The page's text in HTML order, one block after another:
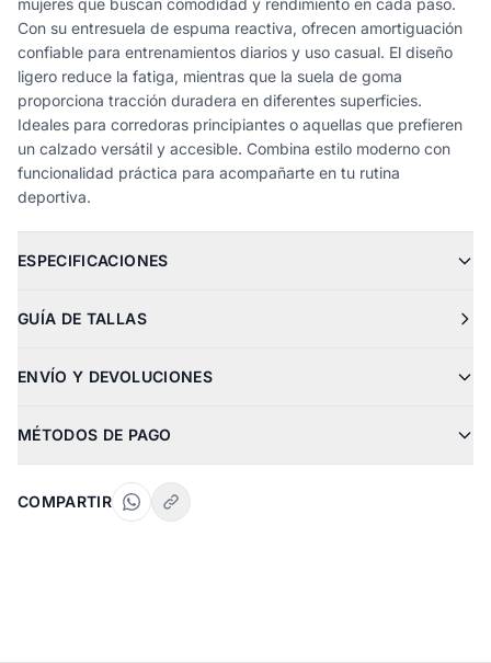
mujeres que buscan comodidad y rendimiento en cada paso.
Con su entresuela de espuma reactiva, ofrecen amortiguación
confiable para entrenamientos diarios y uso casual. El diseño
ligero reduce la fatiga, mientras que la suela de goma
proporciona tracción duradera en diferentes superficies.
Ideales para corredoras principiantes o aquellas que prefieren
un calzado versátil y accesible. Combina estilo moderno con
funcionalidad práctica para acompañarte en tu rutina
deportiva.
ESPECIFICACIONES
GUÍA DE TALLAS
ENVÍO Y DEVOLUCIONES
MÉTODOS DE PAGO
COMPARTIR